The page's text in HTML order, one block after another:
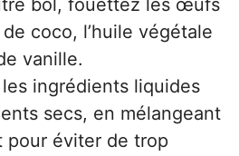
bol, fouettez les œufs
coco, l’huile végétale
vanille.
ingrédients liquides
secs, en mélangeant
pour éviter de trop